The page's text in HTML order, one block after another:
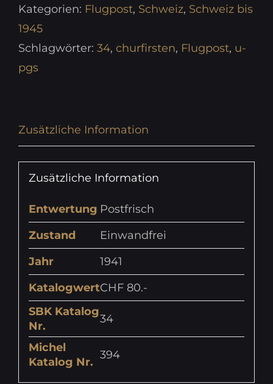
Kategorien: Flugpost, Schweiz, Schweiz bis
1945
Schlagwörter: 34, churfirsten, Flugpost, u-
pgs
Zusätzliche Information
Zusätzliche Information
Entwertung Postfrisch
Zustand
Einwandfrei
Jahr
1941
KatalogwertCHF 80.-
SBK Katalog
Nr.
34
Michel
Katalog Nr.
394